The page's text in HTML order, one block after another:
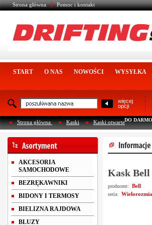
Strona główna Pomoc i kontakt
START O NAS NOWOŚCI WYSYŁKA
więcej
opcji
DO
Strona główna
Kaski Kaski otwarte
AKCESORIA
SAMOCHODOWE
BEZRĘKAWNIKI
BIDONY I TERMOSY
BIELIZNA RAJDOWA
BLUZY
Kask
producent: Bell
seria: